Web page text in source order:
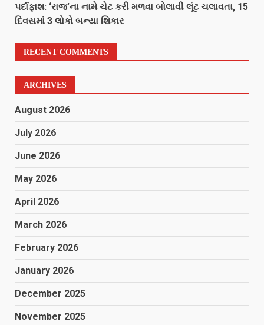
પર્દાફાશ: ‘રાજ’ના નામે ચેટ કરી મળવા બોલાવી લૂંટ ચલાવતા, 15
દિવસમાં 3 લોકો બન્યા શિકાર
RECENT COMMENTS
ARCHIVES
August 2026
July 2026
June 2026
May 2026
April 2026
March 2026
February 2026
January 2026
December 2025
November 2025